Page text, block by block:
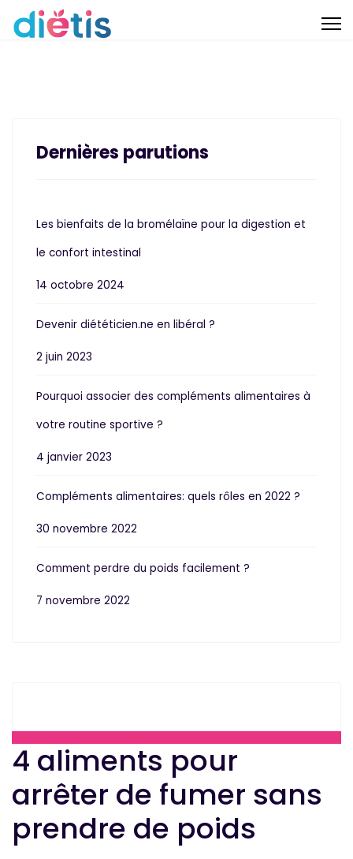
Dernières parutions
Les bienfaits de la bromélaïne pour la digestion et
le confort intestinal
14 octobre 2024
Devenir diététicien.ne en libéral ?
2 juin 2023
Pourquoi associer des compléments alimentaires à
votre routine sportive ?
4 janvier 2023
Compléments alimentaires: quels rôles en 2022 ?
30 novembre 2022
Comment perdre du poids facilement ?
7 novembre 2022
4 aliments pour
arrêter de fumer sans
prendre de poids